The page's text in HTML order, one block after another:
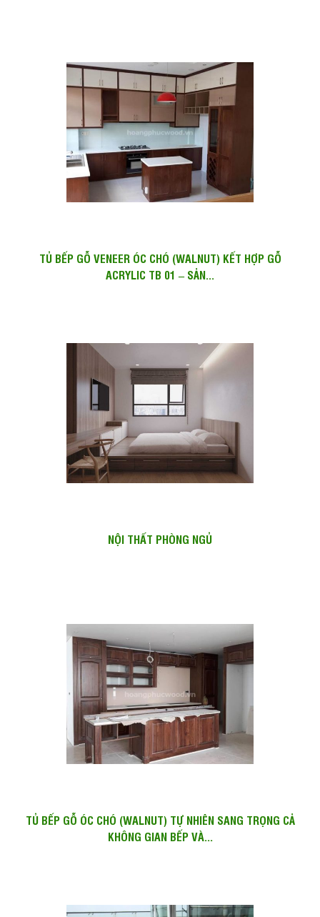
TỦ BẾP GỖ VENEER ÓC CHÓ (WALNUT) KẾT HỢP GỖ
ACRYLIC TB 01 – SẢN...
NỘI THẤT PHÒNG NGỦ
TỦ BẾP GỖ ÓC CHÓ (WALNUT) TỰ NHIÊN SANG TRỌNG CẢ
KHÔNG GIAN BẾP VÀ...